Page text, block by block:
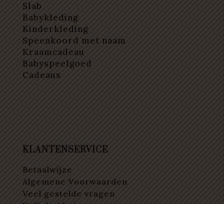
Slab
Babykleding
Kinderkleding
Speenkoord met naam
Kraamcadeau
Babyspeelgoed
Cadeaus
KLANTENSERVICE
Betaalwijze
Algemene Voorwaarden
Veel gestelde vragen